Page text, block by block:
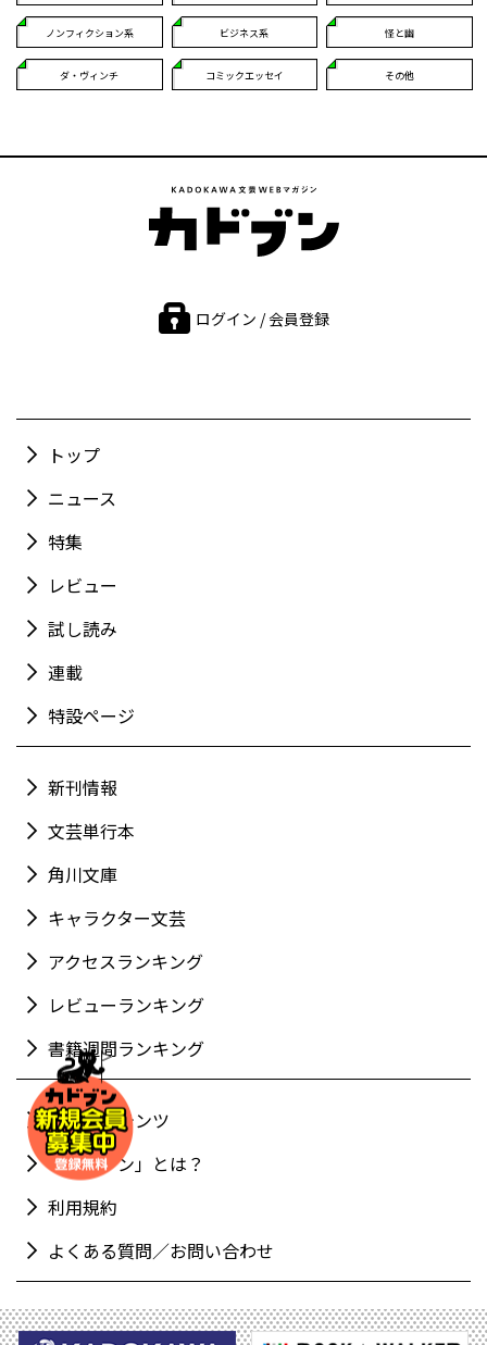
ノンフィクション系 ビジネス系 怪と幽
ダ・ヴィンチ コミックエッセイ その他
ログイン / 会員登録
トップ
ニュース
特集
レビュー
試し読み
連載
特設ページ
新刊情報
文芸単行本
角川文庫
キャラクター文芸
アクセスランキング
レビューランキング
書籍週間ランキング
新着コンテンツ
「カドブン」とは？
利用規約
よくある質問／お問い合わせ